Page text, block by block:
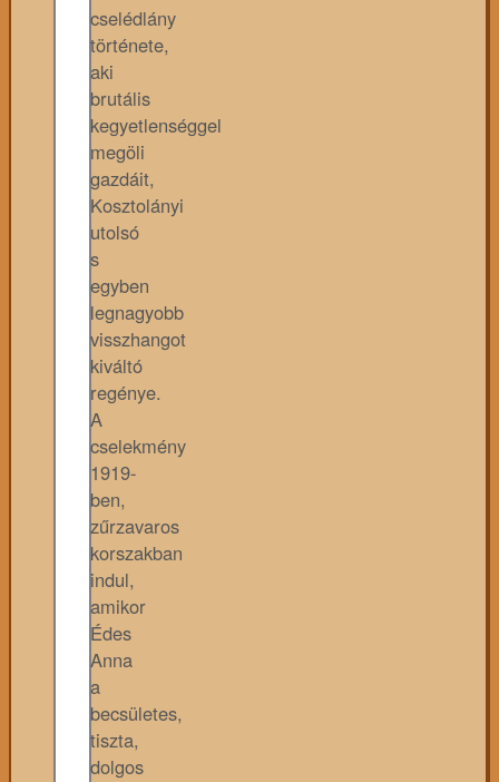
cselédlány
története,
aki
brutális
kegyetlenséggel
megöli
gazdáit,
Kosztolányi
utolsó
s
egyben
legnagyobb
visszhangot
kiváltó
regénye.
A
cselekmény
1919-
ben,
zűrzavaros
korszakban
indul,
amikor
Édes
Anna
a
becsületes,
tiszta,
dolgos